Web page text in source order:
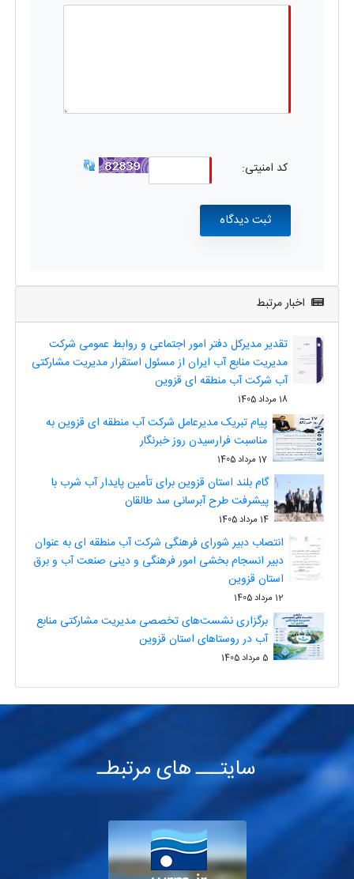
کد امنیتی:
اخبار مرتبط
تقدیر مدیرکل دفتر امور اجتماعی و روابط عمومی شرکت
مدیریت منابع آب ایران از مسئول استقرار مدیریت مشارکتی
آب شرکت آب منطقه ای قزوین
18 مرداد 1405
پیام تبریک مدیرعامل شرکت آب منطقه ای قزوین به
مناسبت فرارسیدن روز خبرنگار
17 مرداد 1405
گام بلند استان قزوین برای تأمین پایدار آب شرب با
پیشرفت طرح آبرسانی سد طالقان
14 مرداد 1405
انتصاب دبیر شورای فرهنگی شرکت آب منطقه ای به عنوان
دبیر انسجام بخشی امور فرهنگی و دینی صنعت آب و برق
استان قزوین
12 مرداد 1405
برگزاری نشست‌های تخصصی مدیریت مشارکتی منابع
آب در روستاهای استان قزوین
5 مرداد 1405
سایتـــ های مرتبطـ